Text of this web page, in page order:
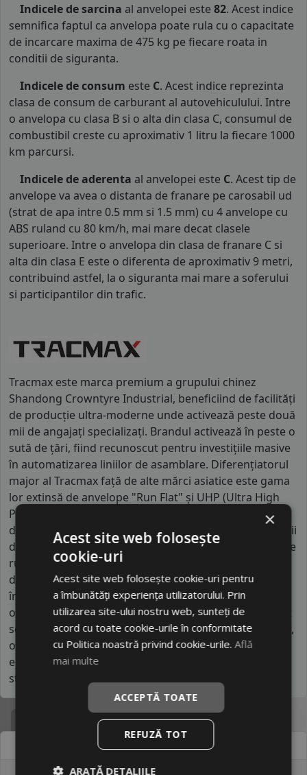
Indicele de sarcina al anvelopei este 82. Acest indice
semnifica faptul ca anvelopa poate rula cu o capacitate
de incarcare maxima de 475 kg pe fiecare roata in
conditii de siguranta.
Indicele de consum este C. Acest indice reprezinta
clasa de consum de carburant al autovehiculului. Intre
o anvelopa cu clasa B si o alta din clasa C, consumul de
combustibil creste cu aproximativ 1 litru la fiecare 1000
km parcursi.
Indicele de aderenta al anvelopei este C. Acest tip de
anvelope va avea o distanta de franare pe carosabil ud
(strat de apa intre 0.5 mm si 1.5 mm) cu 4 anvelope cu
ABS ruland cu 80 km/h, mai mare decat clasele
superioare. Intre o anvelopa din clasa de franare C si
alta din clasa E este o diferenta de aproximativ 9 metri,
contribuind astfel, la o siguranta mai mare a soferului
si participantilor din trafic.
Tracmax este marca premium a grupului chinez
Shandong Crowntyre Industrial, beneficiind de facilități
de producție ultra-moderne unde activează peste două
mii de angajați specializați. Brandul activează în peste o
sută de țări, fiind recunoscut pentru investițiile masive
în automatizarea liniilor de asamblare. Diferențiatorul
major al Tracmax față de alte mărci asiatice este gama
lor extinsă de anvelope "Run Flat" și UHP (Ultra High
Performance) la prețuri extrem de accesibile. Spre
deosebire de competitori, Tracmax utilizează tehnologii
de simulare digitală pentru a optimiza profilul benzii de
rulare, reducând semnificativ zgomotul de contact. Se
distinge prin utilizarea unor compuși de siliciu care
îmbunătățesc tracțiunea pe suprafețe alunecoase,
oferind o siguranță activă surprinzătoare pentru acest
segment de preț. Este un brand orientat către inovație,
oferind posesorilor de vehicule moderne o alternativă
economică ce nu sacrifică aspectul estetic sau
stabilitatea la viteze ridicate pe autostradă.
Valoare
×
Acest site web folosește
cookie-uri
Acest site web folosește cookie-uri pentru
a îmbunătăți experiența utilizatorului. Prin
utilizarea site-ului nostru web, sunteți de
acord cu toate cookie-urile în conformitate
cu Politica noastră privind cookie-urile.Află
mai multe
ACCEPTĂ TOATE
REFUZĂ TOT
ARATĂ DETALIILE